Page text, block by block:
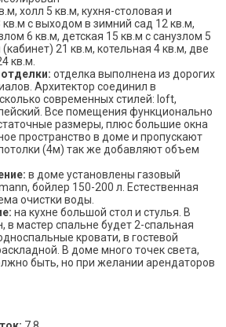
холл 5 кв.м, кухня-столовая и
с выходом в зимний сад 12 кв.м,
6 кв.м, детская 15 кв.м с санузлом 5
21 кв.м, котельная 4 кв.м, две
кв.м.
отделки: отделка выполнена из дорогих
Архитектор соединил в
современных стилей: loft,
Все помещения функционально
размеры, плюс большие окна
пространство в доме и пропускают
(4м) так же добавляют объем
в доме установлены газовый
бойлер 150-200 л. Естественная
очистки воды.
на кухне большой стол и стулья. В
в мастер спальне будет 2-спальная
кровати, в гостевой
В доме много точек света,
быть, но при желании арендаторов